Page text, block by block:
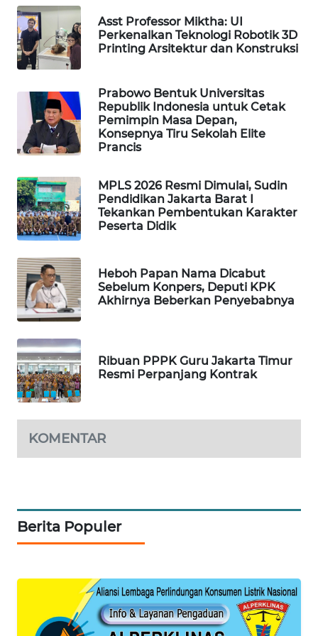
Asst Professor Miktha: UI
Perkenalkan Teknologi Robotik 3D
Printing Arsitektur dan Konstruksi
Prabowo Bentuk Universitas
Republik Indonesia untuk Cetak
Pemimpin Masa Depan,
Konsepnya Tiru Sekolah Elite
Prancis
MPLS 2026 Resmi Dimulai, Sudin
Pendidikan Jakarta Barat I
Tekankan Pembentukan Karakter
Peserta Didik
Heboh Papan Nama Dicabut
Sebelum Konpers, Deputi KPK
Akhirnya Beberkan Penyebabnya
Ribuan PPPK Guru Jakarta Timur
Resmi Perpanjang Kontrak
KOMENTAR
Berita Populer
WAHANA
SPORT
WAHANA
WAHANA
SELEB
WAHANA
PERSONA
WAHANA
OTOMOTIF
WAHANA
HEALTH
DESA
WISATA
LAPAK
LISTRIK
ID